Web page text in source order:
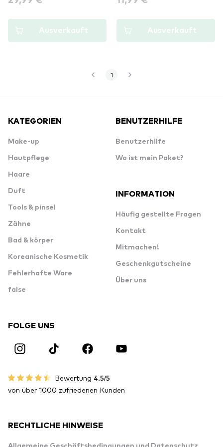
Ausverkauft Ausverkauft
1
KATEGORIEN
Make-up
Hautpflege
Haare
Duft
Tools & pinsel
Zähne
Bad & körper
Koreanische Kosmetik
Fehlerhafte Ware
false
BENUTZERHILFE
Benutzerhilfe
Wo ist mein Paket?
INFORMATION
Häufig gestellte Fragen
Kontakt
Mitmachen!
Geschenkgutscheine
Über uns
FOLGE UNS
Bewertung 4.5/5
von über 1000 zufriedenen Kunden
RECHTLICHE HINWEISE